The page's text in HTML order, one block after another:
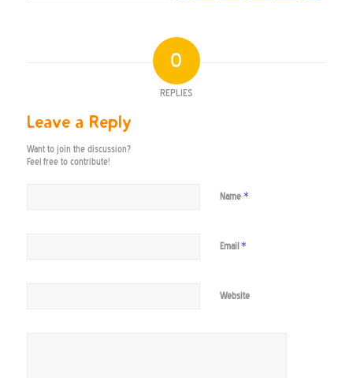
0
REPLIES
Leave a Reply
Want to join the discussion?
Feel free to contribute!
Name *
Email *
Website